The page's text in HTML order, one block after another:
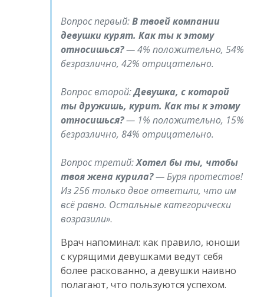
Вопрос первый:В твоей компании
девушки курят. Как ты к этому
относишься?— 4% положительно, 54%
безразлично, 42% отрицательно.
Вопрос второй:Девушка, с которой
ты дружишь, курит. Как ты к этому
относишься?— 1% положительно, 15%
безразлично, 84% отрицательно.
Вопрос третий:Хотел бы ты, чтобы
твоя жена курила?— Буря протестов!
Из 256 только двое ответили, что им
всё равно. Остальные категорически
возразили .
Врач напоминал: как правило, юноши
с курящими девушками ведут себя
более раскованно, а девушки наивно
полагают, что пользуются успехом.